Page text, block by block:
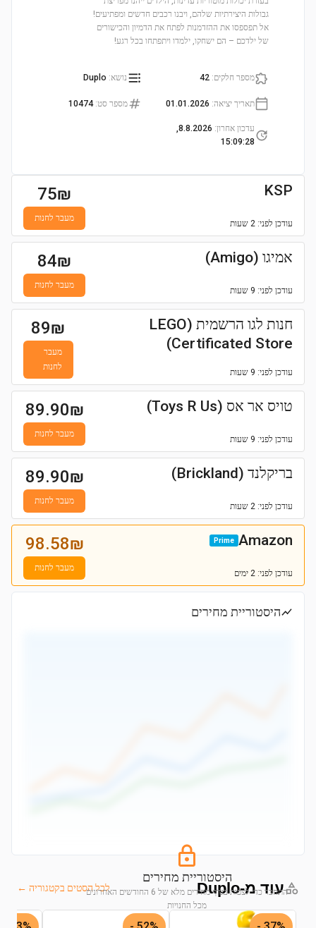
גבולות היצירתיות שלהם, ויבנו רכבים חדשים ומפתיעים!
אל תפספסו את ההזדמנות לפתח את הדמיון והכישורים
של ילדכם – הם ישחקו, ילמדו ויתפתחו בכל רגע!
מספר חלקים:
42 נושא:
Duplo
תאריך יציאה:
01.01.2026 מספר סט:
10474
עדכון אחרון:
8.8.2026,
15:09:28
KSP
עודכן לפני: 2 שעות
75₪
מעבר לחנות
אמיגו (Amigo)
עודכן לפני: 9 שעות
84₪
מעבר לחנות
חנות לגו הרשמית (LEGO
Certificated Store)
עודכן לפני: 9 שעות
89₪
מעבר
לחנות
טויס אר אס (Toys R Us)
עודכן לפני: 9 שעות
89.90₪
מעבר לחנות
בריקלנד (Brickland)
עודכן לפני: 2 שעות
89.90₪
מעבר לחנות
Amazon
Prime
עודכן לפני: 2 ימים
98.58₪
מעבר לחנות
היסטוריית מחירים
היסטוריית מחירים
התחבר כדי לצפות בגרף מחירים מלא של 6 החודשים האחרונים
מכל החנויות
עוד מ-Duplo לכל הסטים בקטגוריה ←